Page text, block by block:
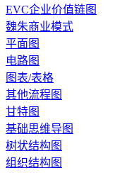
EVC企业价值链图
魏朱商业模式
平面图
电路图
图表/表格
其他流程图
甘特图
基础思维导图
树状结构图
组织结构图